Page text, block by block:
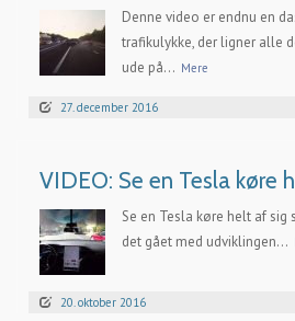
Denne video er endnu en
trafikulykke, der ligner alle
ude på... Mere
27. december 2016
VIDEO: Se en Tesla køre
Se en Tesla køre helt af sig
det gået med udviklingen...
20. oktober 2016